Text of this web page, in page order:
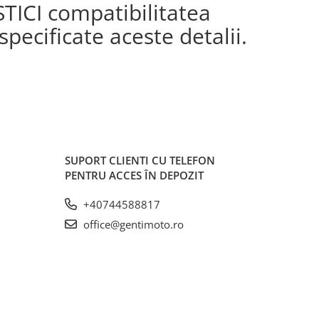
compatibilitatea
aceste detalii.
SUPORT CLIENTI CU TELEFON
PENTRU ACCES ÎN DEPOZIT
+40744588817
office@gentimoto.ro